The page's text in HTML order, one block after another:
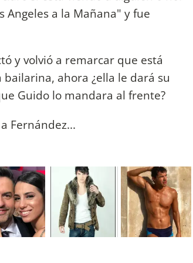
Angeles a la Mañana" y fue
y volvió a remarcar que está
ahora ¿ella le dará su
Guido lo mandara al frente?
Fernández...